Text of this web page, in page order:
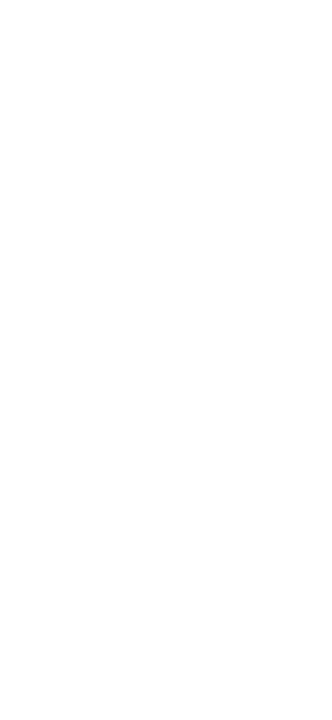
no primeiro mês
robótico em Portugal
da ULS do Algarve
a consultas e cirurgias
conta e cada profissional faz a diferença”